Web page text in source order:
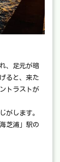
、足元が暗
ると、来た
トラストが
がします。
芝浦」駅の